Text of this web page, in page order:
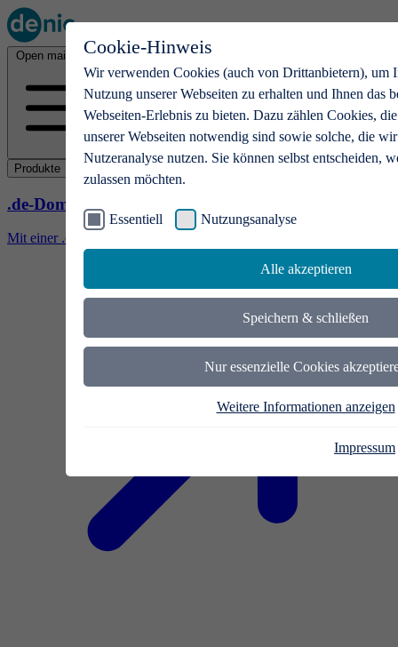
Cookie-Hinweis
Wir verwenden Cookies (auch von Drittanbietern), um
Nutzung unserer Webseiten zu erhalten und Ihnen das
Webseiten-Erlebnis zu bieten. Dazu zählen Cookies,
unserer Webseiten notwendig sind sowie solche, die
Nutzeranalyse nutzen. Sie können selbst entscheiden,
zulassen möchten.
Essentiell Nutzungsanalyse
Alle akzeptieren
Speichern & schließen
Nur essenzielle Cookies
Weitere Informationen anzeigen
Impressum
Open main menu
Produkte
.de-Domains
Mit einer .de-Domain erhalten Ideen eine Bühne